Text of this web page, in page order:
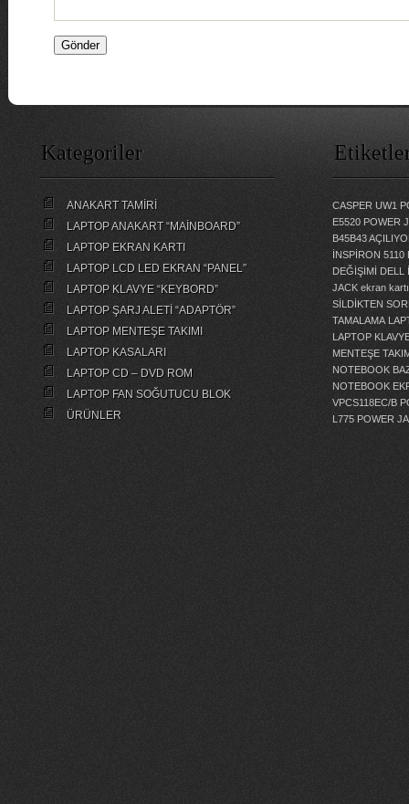
Kategoriler
ANAKART TAMİRİ
LAPTOP ANAKART “MAİNBOARD”
LAPTOP EKRAN KARTI
LAPTOP LCD LED EKRAN “PANEL”
LAPTOP KLAVYE “KEYBORD”
LAPTOP ŞARJ ALETİ “ADAPTÖR”
LAPTOP MENTEŞE TAKIMI
LAPTOP KASALARI
LAPTOP CD – DVD ROM
LAPTOP FAN SOĞUTUCU BLOK
ÜRÜNLER
CASPER UW1
E5520 POWER
B45B43
İNSPİRON
DEĞİŞİMİ
DELL
JACK ekran
SİLDİKTEN
TAMALAMA
LAPTOP
MENTEŞE
NOTEBOOK
NOTEBOOK
VPCS118EC/B
L775 POWER